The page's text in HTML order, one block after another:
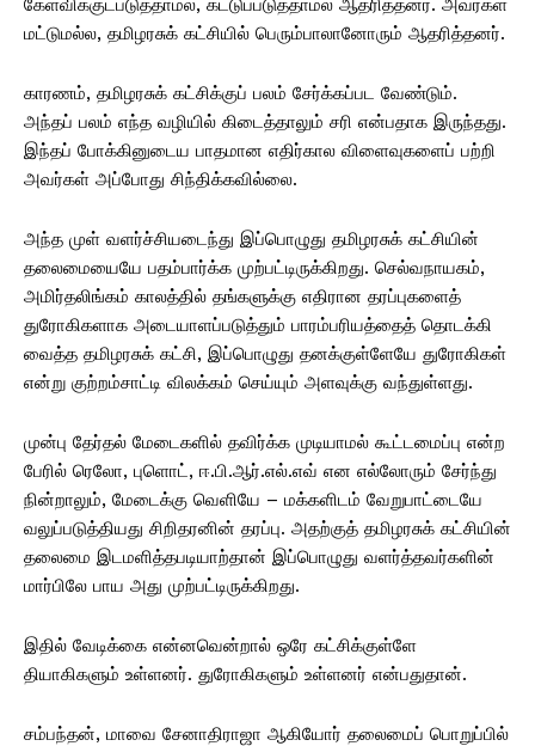
கேள்விக்குட்படுத்தாமல், கட்டுப்படுத்தாமல் ஆதரித்தனர். அவர்கள்
மட்டுமல்ல, தமிழரசுக் கட்சியில் பெரும்பாலானோரும் ஆதரித்தனர்.
காரணம், தமிழரசுக் கட்சிக்குப் பலம் சேர்க்கப்பட வேண்டும்.
அந்தப் பலம் எந்த வழியில் கிடைத்தாலும் சரி என்பதாக இருந்தது.
இந்தப் போக்கினுடைய பாதமான எதிர்கால விளைவுகளைப் பற்றி
அவர்கள் அப்போது சிந்திக்கவில்லை.
அந்த முள் வளர்ச்சியடைந்து இப்பொழுது தமிழரசுக் கட்சியின்
தலைமையையே பதம்பார்க்க முற்பட்டிருக்கிறது. செல்வநாயகம்,
அமிர்தலிங்கம் காலத்தில் தங்களுக்கு எதிரான தரப்புகளைத்
துரோகிகளாக அடையாளப்படுத்தும் பாரம்பரியத்தைத் தொடக்கி
வைத்த தமிழரசுக் கட்சி, இப்பொழுது தனக்குள்ளேயே துரோகிகள்
என்று குற்றம்சாட்டி விலக்கம் செய்யும் அளவுக்கு வந்துள்ளது.
முன்பு தேர்தல் மேடைகளில் தவிர்க்க முடியாமல் கூட்டமைப்பு என்ற
பேரில் ரெலோ, புளொட், ஈ.பி.ஆர்.எல்.எவ் என எல்லோரும் சேர்ந்து
நின்றாலும், மேடைக்கு வெளியே – மக்களிடம் வேறுபாட்டையே
வலுப்படுத்தியது சிறிதரனின் தரப்பு. அதற்குத் தமிழரசுக் கட்சியின்
தலைமை இடமளித்தபடியாற்தான் இப்பொழுது வளர்த்தவர்களின்
மார்பிலே பாய அது முற்பட்டிருக்கிறது.
இதில் வேடிக்கை என்னவென்றால் ஒரே கட்சிக்குள்ளே
தியாகிகளும் உள்ளனர். துரோகிகளும் உள்ளனர் என்பதுதான்.
சம்பந்தன், மாவை சேனாதிராஜா ஆகியோர் தலைமைப் பொறுப்பில்